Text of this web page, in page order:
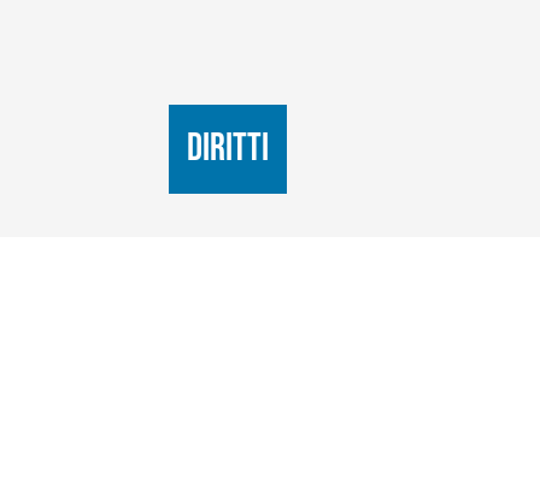
diritti